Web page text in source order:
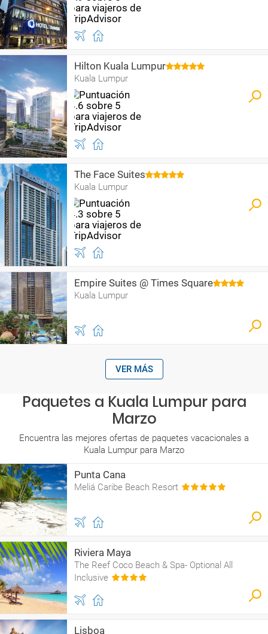
Hilton Kuala Lumpur
Kuala Lumpur
The Face Suites
Kuala Lumpur
Empire Suites @ Times Square
Kuala Lumpur
VER MÁS
Paquetes a Kuala Lumpur para
Marzo
Encuentra las mejores ofertas de paquetes vacacionales a
Kuala Lumpur para Marzo
Punta Cana
Meliá Caribe Beach Resort
Riviera Maya
The Reef Coco Beach & Spa- Optional All
Inclusive
Lisboa